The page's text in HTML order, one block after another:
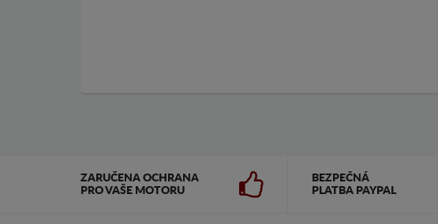
ZARUČENA OCHRANA
PRO VAŠE MOTORU
BEZPEČNÁ
PLATBA PAYPAL